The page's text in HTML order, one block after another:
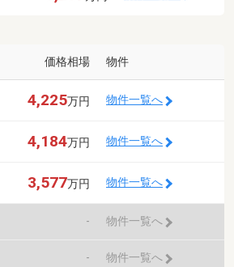
価格相場 物件
4,225万円 物件一覧へ
4,184万円 物件一覧へ
3,577万円 物件一覧へ
- 物件一覧へ
- 物件一覧へ